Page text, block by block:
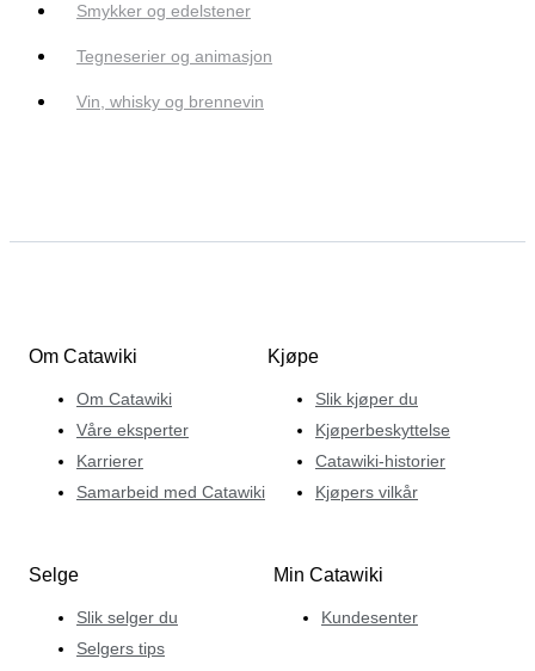
Smykker og edelstener
Tegneserier og animasjon
Vin, whisky og brennevin
Om Catawiki
Om Catawiki
Våre eksperter
Karrierer
Samarbeid med Catawiki
Kjøpe
Slik kjøper du
Kjøperbeskyttelse
Catawiki-historier
Kjøpers vilkår
Selge
Slik selger du
Selgers tips
Min Catawiki
Kundesenter